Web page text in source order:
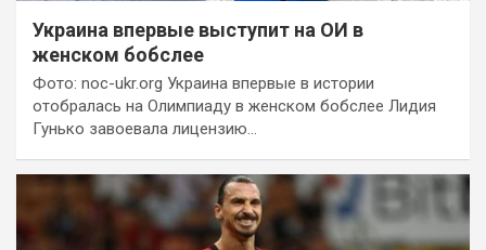
Украина впервые выступит на ОИ в
женском бобслее
Фото: noc-ukr.org Украина впервые в истории
отобралась на Олимпиаду в женском бобслее Лидия
Гунько завоевала лицензию…